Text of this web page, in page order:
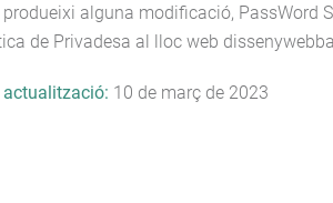
produeixi alguna modificació, PassWord
de Privadesa al lloc web
10 de març de 2023